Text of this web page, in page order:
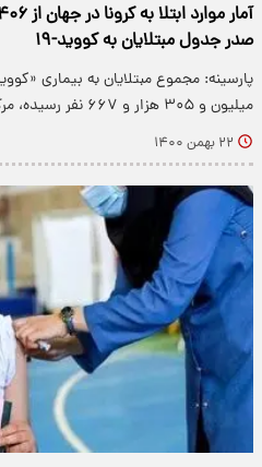
صدر جدول مبتلایان به کووید-۱۹
میلیون و ۳۰۵ هزار و ۶۶۷ نفر رسیده، مرگ پنج…
۲۲ بهمن ۱۴۰۰